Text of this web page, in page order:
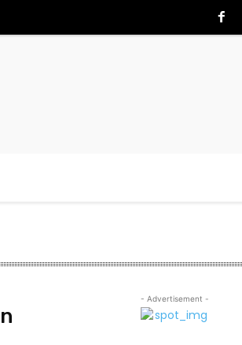
- Advertisement -